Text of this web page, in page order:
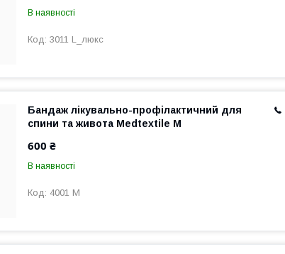
В наявності
3011 L_люкс
Бандаж лікувально-профілактичний для
спини та живота Medtextile M
600 ₴
В наявності
4001 M